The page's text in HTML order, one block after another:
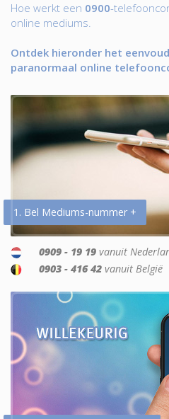
Hoe werkt een 0900-
online mediums.
Ontdek hieronder het
paranormaal online
1. Bel Mediums-nummer +
0909 - 19 19 vanuit
0903 - 416 42 vanuit België